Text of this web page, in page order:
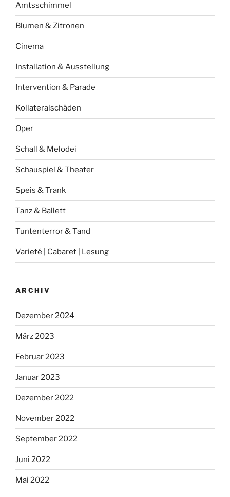
Amtsschimmel
Blumen & Zitronen
Cinema
Installation & Ausstellung
Intervention & Parade
Kollateralschäden
Oper
Schall & Melodei
Schauspiel & Theater
Speis & Trank
Tanz & Ballett
Tuntenterror & Tand
Varieté | Cabaret | Lesung
ARCHIV
Dezember 2024
März 2023
Februar 2023
Januar 2023
Dezember 2022
November 2022
September 2022
Juni 2022
Mai 2022